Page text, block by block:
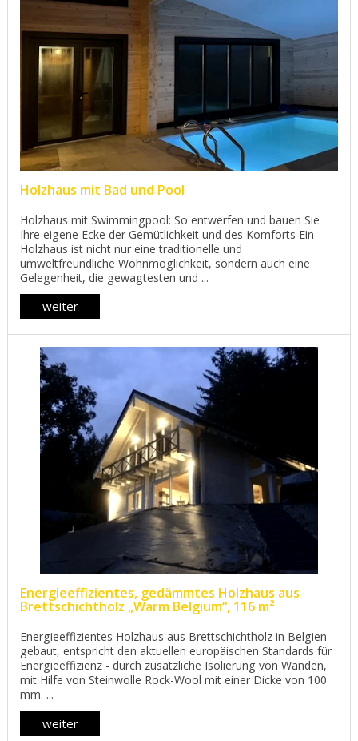
Holzhaus mit Bad und Pool
Holzhaus mit Swimmingpool: So entwerfen und bauen Sie
Ihre eigene Ecke der Gemütlichkeit und des Komforts Ein
Holzhaus ist nicht nur eine traditionelle und
umweltfreundliche Wohnmöglichkeit, sondern auch eine
Gelegenheit, die gewagtesten und ...
weiter
Energieeffizientes, gedämmtes Holzhaus aus
Brettschichtholz „Warm Belgium“, 116 m²
Energieeffizientes Holzhaus aus Brettschichtholz in Belgien
gebaut, entspricht den aktuellen europäischen Standards für
Energieeffizienz - durch zusätzliche Isolierung von Wänden,
mit Hilfe von Steinwolle Rock-Wool mit einer Dicke von 100
mm. ...
weiter